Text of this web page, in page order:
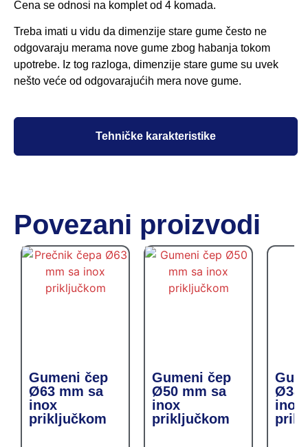
Tehničke karakteristike
Cena se odnosi na komplet od 4 komada.
Treba imati u vidu da dimenzije stare gume često ne
odgovaraju merama nove gume zbog habanja tokom
upotrebe. Iz tog razloga, dimenzije stare gume su uvek
nešto veće od odgovarajućih mera nove gume.
Povezani proizvodi
Gumeni čep
Ø63 mm sa
inox
priključkom
Gumeni čep
Ø50 mm sa
inox
priključkom
Ø38
inox